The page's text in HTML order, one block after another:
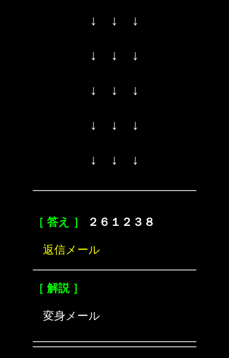
↓ ↓ ↓
↓ ↓ ↓
↓ ↓ ↓
↓ ↓ ↓
↓ ↓ ↓
［ 答え ］ ２６１２３８
返信メール
［ 解説 ］
変身メール